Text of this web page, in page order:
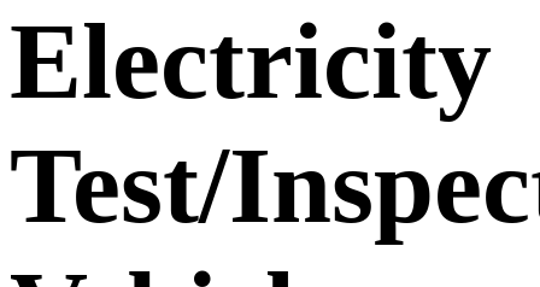
Electricity
Test/